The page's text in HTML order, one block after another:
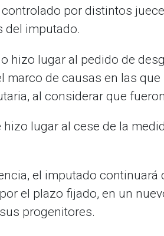
por distintos
del imputado.
hizo lugar al pedido de
marco de causas en las
al considerar que
lugar al cese de la
el imputado
el plazo fijado, en un
progenitores.